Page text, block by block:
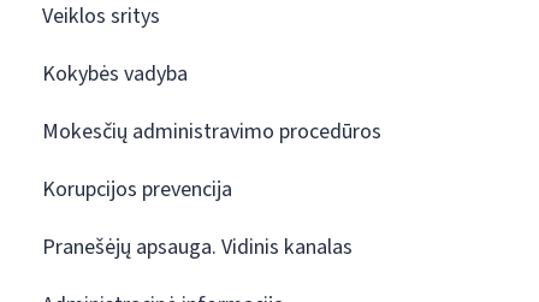
Veiklos sritys
Kokybės vadyba
Mokesčių administravimo procedūros
Korupcijos prevencija
Pranešėjų apsauga. Vidinis kanalas